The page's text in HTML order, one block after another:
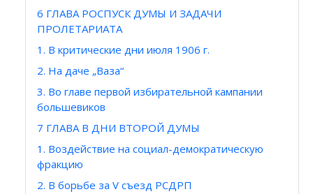
6 ГЛАВА РОСПУСК ДУМЫ И ЗАДАЧИ
ПРОЛЕТАРИАТА
1. В критические дни июля 1906 г.
2. На даче „Ваза“
3. Во главе первой избирательной кампании
большевиков
7 ГЛАВА В ДНИ ВТОРОЙ ДУМЫ
1. Воздействие на социал-демократическую
фракцию
2. В борьбе за V съезд РСДРП